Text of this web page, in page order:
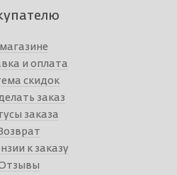
и оплата
скидок
заказ
заказа
Возврат
к заказу